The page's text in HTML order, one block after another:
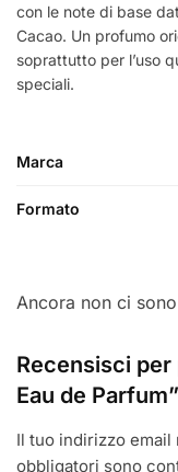
con le note di base
Cacao. Un profumo
soprattutto per l’uso
speciali.
Marca
Formato
Ancora non ci
Recensisci per
Eau de Parfum”
Il tuo indirizzo email
obbligatori sono